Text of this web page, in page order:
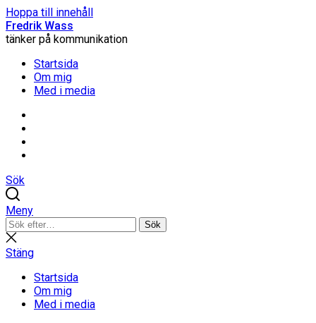
Hoppa till innehåll
Fredrik Wass
tänker på kommunikation
Startsida
Om mig
Med i media
Sök
Meny
Sök
efter:
Sök
Stäng
sökning
Stäng
Startsida
Om mig
Med i media